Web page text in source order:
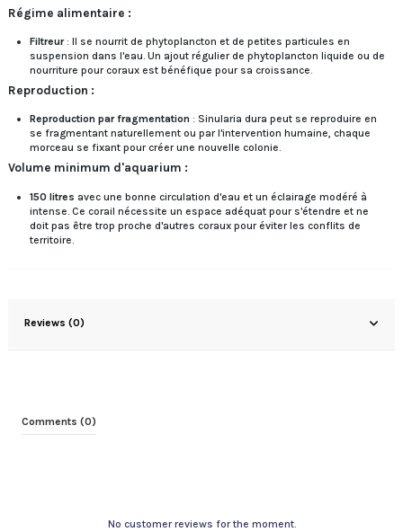
Régime alimentaire :
Filtreur: Il se nourrit de phytoplancton et de petites particules en
suspension dans l'eau. Un ajout régulier de phytoplancton liquide ou de
nourriture pour coraux est bénéfique pour sa croissance.
Reproduction :
Reproduction par fragmentation : Sinularia dura peut se reproduire en
se fragmentant naturellement ou par l'intervention humaine, chaque
morceau se fixant pour créer une nouvelle colonie.
Volume minimum d'aquarium :
150 litres avec une bonne circulation d'eau et un éclairage modéré à
intense. Ce corail nécessite un espace adéquat pour s'étendre et ne
doit pas être trop proche d'autres coraux pour éviter les conflits de
territoire.
Reviews (0)
Comments (0)
No customer reviews for the moment.